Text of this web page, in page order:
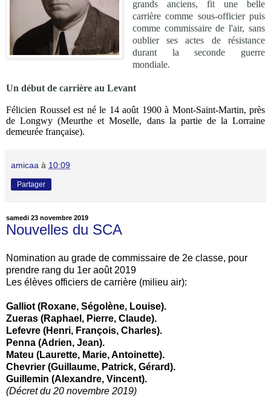
grands anciens, fit une belle
carrière comme sous-officier puis
comme commissaire de l'air, sans
oublier ses actes de résistance
durant la seconde guerre
mondiale.
Un début de carrière au Levant
Félicien Roussel est né le 14 août 1900 à Mont-Saint-Martin, près
de Longwy (Meurthe et Moselle, dans la partie de la Lorraine
demeurée française).
amicaa à 10:09
Partager
samedi 23 novembre 2019
Nouvelles du SCA
Nomination au grade de commissaire de 2e classe, pour
prendre rang du 1er août 2019
Les élèves officiers de carrière (milieu air):
Galliot (Roxane, Ségolène, Louise).
Zueras (Raphael, Pierre, Claude).
Lefevre (Henri, François, Charles).
Penna (Adrien, Jean).
Mateu (Laurette, Marie, Antoinette).
Chevrier (Guillaume, Patrick, Gérard).
Guillemin (Alexandre, Vincent).
(Décret du 20 novembre 2019)